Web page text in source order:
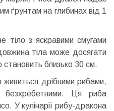
ґрунтам на глибинах від 1
тіло з яскравими смугами
тіла може досягати
становить близько 30 см.
дрібними рибами,
безхребетними. Ця риба
У кулінарії рибу-дракона